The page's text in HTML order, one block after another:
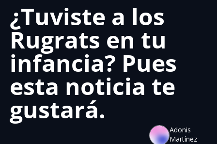
¿Tuviste a los
Rugrats en tu
infancia? Pues
esta noticia te
gustará.
Adonis
Martínez